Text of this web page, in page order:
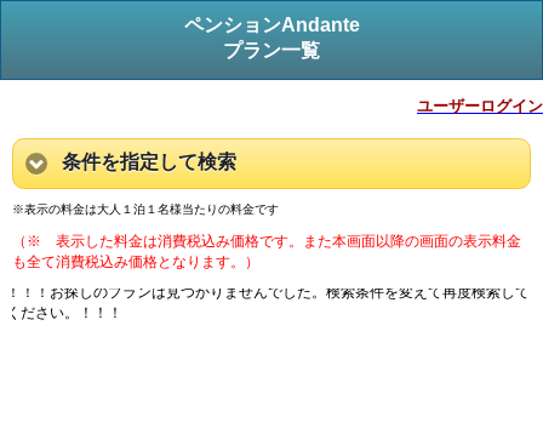
ペンションAndante
プラン一覧
ユーザーログイン
条件を指定して検索
※表示の料金は大人１泊１名様当たりの料金です
（※ 表示した料金は消費税込み価格です。また本画面以降の画面の表示料金
も全て消費税込み価格となります。）
！！！お探しのプランは見つかりませんでした。検索条件を変えて再度検索して
ください。！！！